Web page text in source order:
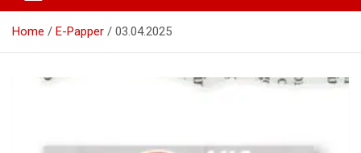
Home E-Papper 03.04.2025